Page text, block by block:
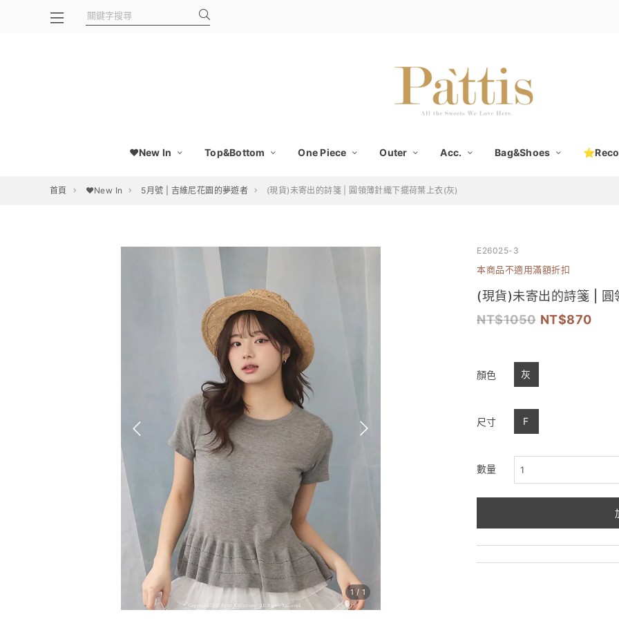
❤️New In Top&Bottom One Piece Outer Acc. Bag&Shoes
首頁 ❤️New In 5月號 | 吉維尼花園的夢遊者 (現貨)未寄出的詩箋 | 圓領薄針織下擺荷葉上衣(灰)
1/ 1
E26025-3
本商品不適用滿額折扣
(現貨)未寄出的詩箋 | 圓
1050
870
顏色 灰
尺寸 F
數量